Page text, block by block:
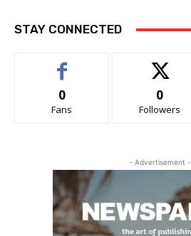
STAY CONNECTED
0
Fans
0
Followers
- Advertisement -